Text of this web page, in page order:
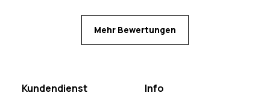
Mehr Bewertungen
Kundendienst Info